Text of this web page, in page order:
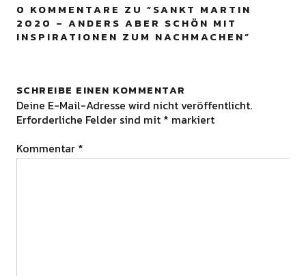
0 KOMMENTARE ZU “SANKT MARTIN
2020 – ANDERS ABER SCHÖN MIT
INSPIRATIONEN ZUM NACHMACHEN”
SCHREIBE EINEN KOMMENTAR
Deine E-Mail-Adresse wird nicht veröffentlicht.
Erforderliche Felder sind mit * markiert
Kommentar *